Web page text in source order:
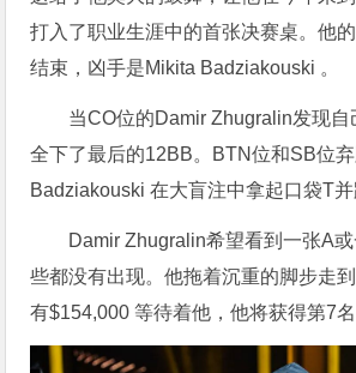
打入了职业生涯中的首张决赛桌。他
结束，凶手是Mikita Badziakouski 。
当CO位的Damir Zhugralin发现自
全下了最后的12BB。BTN位和SB位
Badziakouski 在大盲注中拿起口袋T并
Damir Zhugralin希望看到一张A
些都没有出现。他拖着沉重的脚步走
有$154,000 等待着他，他将获得第7名